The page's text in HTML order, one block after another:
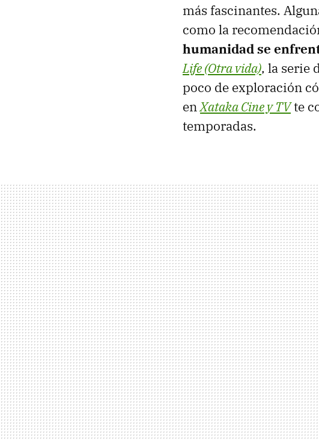
más fascinantes.
como la
humanidad se
Life (Otra vida), la serie
poco de exploración
enXataka Cine y TVte
temporadas.